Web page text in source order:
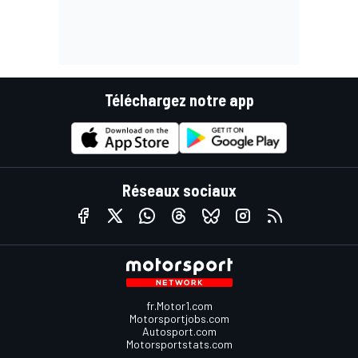
Téléchargez notre app
Réseaux sociaux
fr.Motor1.com
Motorsportjobs.com
Autosport.com
Motorsportstats.com